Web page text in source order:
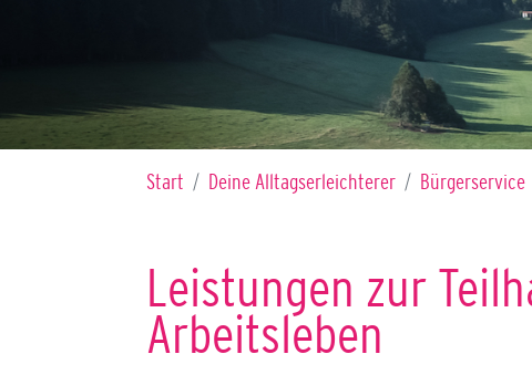
Sie sind hier:
Start Deine Alltagserleichterer Bürgerservice
Leistungen zur
Arbeitsleben